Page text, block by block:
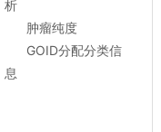
析
肿瘤纯度
GOID分配分类信
息